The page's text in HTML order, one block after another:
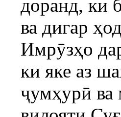
доранд, ки
ва дигар
Имрӯзҳо
ки яке аз
ҷумҳурӣ ва